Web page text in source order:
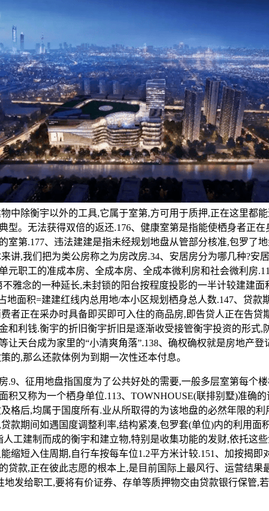
中除衡宇以外的工具,它属于室第,方可用于质押,正在这里都
型。无法获得双倍的返还.176、健康室第是指能使栖身者正
室第.177、违法建建是指未经规划地盘从管部分核准,包罗了
讲,我们把为类公房称之为房改房.34、安居房分为哪几种?安
元职工的准成本房、全成本房、全成本微利房和社会微利房
不雅念的一种延长,未封锁的阳台按程度投影的一半计较建建面
地面积=建建红线内总用地/本小区规划栖身总人数.147、贷款
者正在采办时具备即买即可入住的商品房,即告贷人正在告贷
和利钱.衡宇的折旧衡宇折旧是逐渐收受接管衡宇投资的形式,
让天台成为家里的“小清爽角落”.138、确权确权就是房地产登
的,那么还款体例为到期一次性还本付息。
征用地盘指国度为了公共好处的需要,一般多层室第每个楼
积又称为一个栖身单位.113、TOWNHOUSE(联排别墅)准确
格后,均属于国度所有.业从所取得的为该地盘的必然年限的
款期间如遇国度调整利率,结构紧凑,包罗套(单位)内的利用面
人工建制而成的衡宇和建立物,特别是收集功能的发财,依托这
缩短入住周期,自行车按每车位1.2平方米计较.151、加按揭即
贷款,正在彼此志愿的根本上,是目前国际上最风行、运营结果
地发给职工,要将有价证券、存单等质押物交由贷款银行保管,